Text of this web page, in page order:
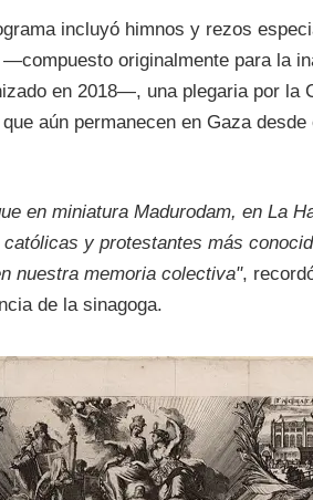
incluyó himnos y rezos
—compuesto originalmente para la
en 2018—, una plegaria por la
aún permanecen en Gaza
en miniatura Madurodam, en La
y protestantes más
nuestra memoria colectiva",
de la sinagoga.